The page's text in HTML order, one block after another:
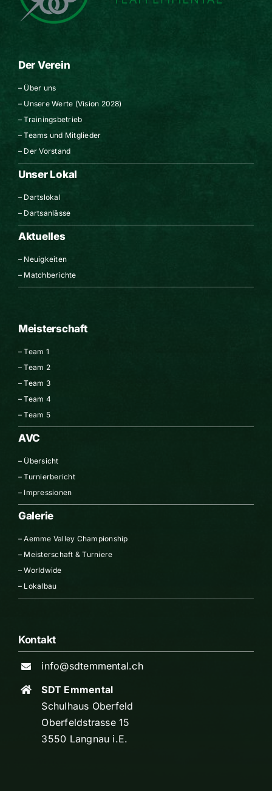
Der Verein
– Über uns
– Unsere Werte (Vision 2028)
–Trainingsbetrieb
–Teams und Mitglieder
– Der Vorstand
Unser Lokal
– Dartslokal
– Dartsanlässe
Aktuelles
– Neuigkeiten
– Matchberichte
Meisterschaft
–Team 1
–Team 2
–Team 3
–Team 4
–Team 5
AVC
– Übersicht
–Turnierbericht
– Impressionen
Galerie
–Aemme Valley Championship
– Meisterschaft & Turniere
–Worldwide
– Lokalbau
Kontakt
info@sdtemmental.ch
SDT Emmental
Schulhaus Oberfeld
Oberfeldstrasse 15
3550 Langnau i.E.